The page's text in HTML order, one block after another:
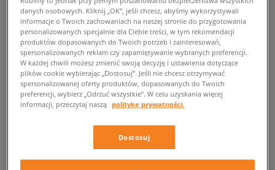
Twoja pociecha kocha wyprawy na plac zabaw, a rodzinne spacery,
pierwsze próby mniej lub bardziej samodzielnych przejażdżek
rowerowych sprawiają jej prawdziwą frajdę? Jeśli szukasz modnych (i
wygodnych) sneakersów, które będą w stanie dotrzymać tempa małej
wiercipięcie, to mamy dla Ciebie wprost idealną propozycję, która
całkiem niedawno zawitała do najnowszej oferty Sizeer. Drodzy rodzice,
dziadkowe, opiekunowie i oczywiście najmłodsi juniorzy, pozwólcie, że
przedstawimy Wam nowy projekt od adidas – sneakersy
20 do 35, tak więc będą one dobre zarówno dla bobasów stawiających
swoje pierwsze kroki, jak i tych, którzy od jakiegoś czasu już pewnie
kroczą przez świat i lubią chodzić własnymi ścieżkami ;) Projekt od jednej
danych osobowych. Kliknij „OK”, jeśli chcesz, abyśmy wykorzystywali
informacje o Twoich zachowaniach na naszej stronie do przygotowania
personalizowanych specjalnie dla Ciebie treści, w tym rekomendacji
produktów dopasowanych do Twoich potrzeb i zainteresowań,
spersonalizowanych reklam czy zapamiętywanie wybranych preferencji.
W każdej chwili możesz zmienić swoją decyzję i ustawienia dotyczące
plików cookie wybierając „Dostosuj”. Jeśli nie chcesz otrzymywać
spersonalizowanej oferty produktów, dopasowanych do Twoich
preferencji, wybierz „Odrzuć wszystkie”. W celu uzyskania więcej
informacji, przeczytaj naszą politykę prywatności.
Dostosuj